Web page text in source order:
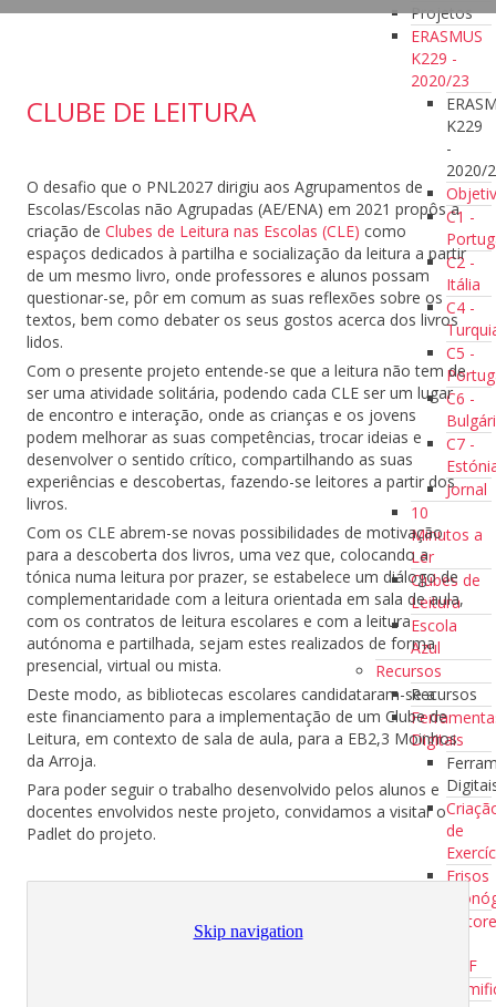
Projetos
ERASMUS
K229 -
2020/23
K229
-
2020/
C1 -
C2 -
Itália
C4 -
C5 -
C6 -
C7 -
Jornal
10
Minutos a
Ler
Clubes de
Leitura
Escola
Azul
Recursos
Recursos
Digitais
de
Frisos
PDF
CLUBE DE LEITURA
O desafio que o PNL2027 dirigiu aos Agrupamentos de
Escolas/Escolas não Agrupadas (AE/ENA) em 2021 propôs a
criação de Clubes de Leitura nas Escolas (CLE) como
espaços dedicados à partilha e socialização da leitura a partir
de um mesmo livro, onde professores e alunos possam
questionar-se, pôr em comum as suas reflexões sobre os
textos, bem como debater os seus gostos acerca dos livros
lidos.
Com o presente projeto entende-se que a leitura não tem de
ser uma atividade solitária, podendo cada CLE ser um lugar
de encontro e interação, onde as crianças e os jovens
podem melhorar as suas competências, trocar ideias e
desenvolver o sentido crítico, compartilhando as suas
experiências e descobertas, fazendo-se leitores a partir dos
livros.
Com os CLE abrem-se novas possibilidades de motivação
para a descoberta dos livros, uma vez que, colocando a
tónica numa leitura por prazer, se estabelece um diálogo de
complementaridade com a leitura orientada em sala de aula,
com os contratos de leitura escolares e com a leitura
autónoma e partilhada, sejam estes realizados de forma
presencial, virtual ou mista.
Deste modo, as bibliotecas escolares candidataram-se a
este financiamento para a implementação de um Clube de
Leitura, em contexto de sala de aula, para a EB2,3 Moinhos
da Arroja.
Para poder seguir o trabalho desenvolvido pelos alunos e
docentes envolvidos neste projeto, convidamos a visitar o
Padlet do projeto.